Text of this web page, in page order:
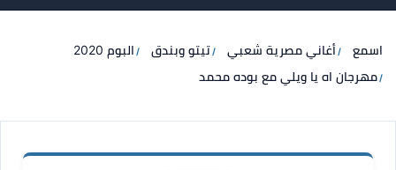
اسمع أغاني مصرية شعبي تيتو وبندق
البوم 2020
مهرجان اه يا ويلي مع بوده محمد